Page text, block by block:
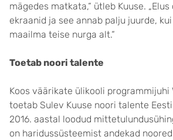
mägedes matkata,“ ütleb Kuuse.
ekraanid ja see annab palju juurde,
maailma teise nurga alt.“
Toetab noori talente
Koos väärikate ülikooli programmijuhi
toetab Sulev Kuuse noori talente
2016. aastal loodud
on haridussüsteemist andekad